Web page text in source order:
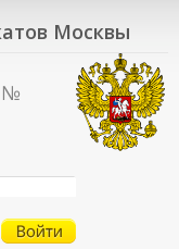
Москвы
№